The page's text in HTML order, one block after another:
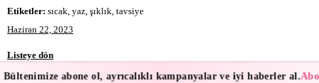
Etiketler: sıcak, yaz, şıklık, tavsiye
Haziran 22, 2023
Listeye dön
abone ol, ayrıcalıklı kampanyalar ve iyi haberler al.